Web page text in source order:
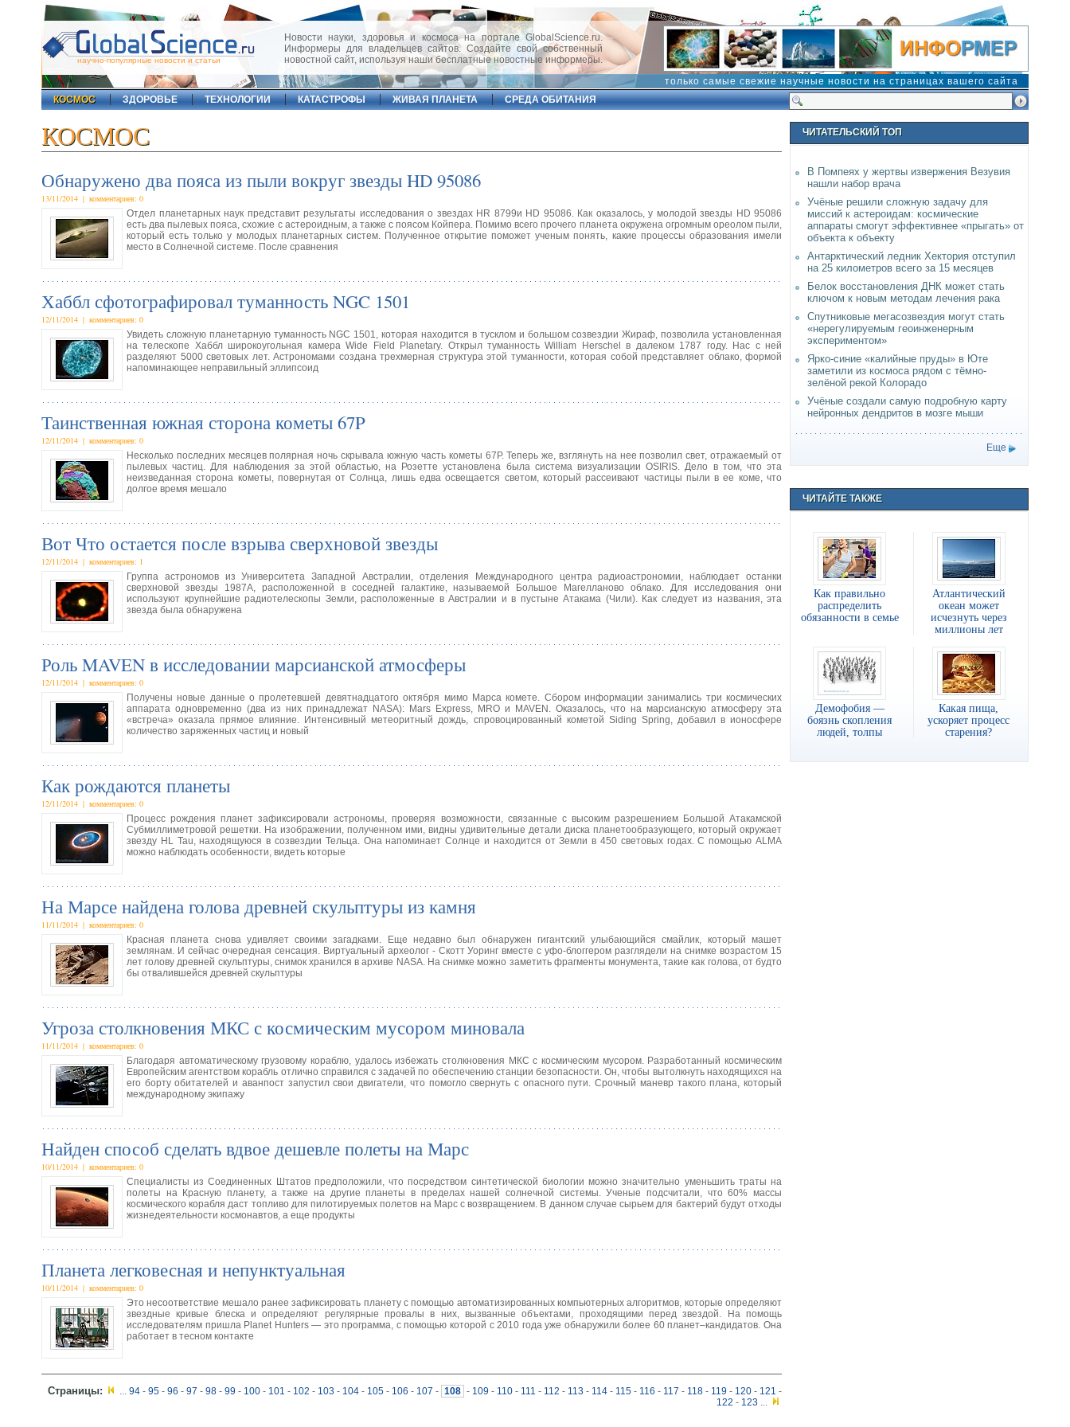
научно-популярные новости и статьи
Новости науки, здоровья и космоса на портале GlobalScience.ru.
Информеры для владельцев сайтов. Создайте свой собственный
новостной сайт, используя наши бесплатные новостные информеры.
только самые свежие научные новости на страницах вашего сайта
КОСМОС
ЗДОРОВЬЕ ТЕХНОЛОГИИ КАТАСТРОФЫ ЖИВАЯ ПЛАНЕТА СРЕДА ОБИТАНИЯ
КОСМОС
Обнаружено два пояса из пыли вокруг звезды HD 95086
13/11/2014 | комментариев: 0
Отдел планетарных наук представит результаты исследования о звездах HR 8799и HD 95086. Как оказалось, у молодой звезды HD 95086
есть два пылевых пояса, схожие с астероидным, а также с поясом Койпера. Помимо всего прочего планета окружена огромным ореолом пыли,
который есть только у молодых планетарных систем. Полученное открытие поможет ученым понять, какие процессы образования имели
место в Солнечной системе. После сравнения
Хаббл сфотографировал туманность NGC 1501
12/11/2014 | комментариев: 0
Увидеть сложную планетарную туманность NGC 1501, которая находится в тусклом и большом созвездии Жираф, позволила установленная
на телескопе Хаббл широкоугольная камера Wide Field Planetary. Открыл туманность William Herschel в далеком 1787 году. Нас с ней
разделяют 5000 световых лет. Астрономами создана трехмерная структура этой туманности, которая собой представляет облако, формой
напоминающее неправильный эллипсоид
Таинственная южная сторона кометы 67P
12/11/2014 | комментариев: 0
Несколько последних месяцев полярная ночь скрывала южную часть кометы 67P. Теперь же, взглянуть на нее позволил свет, отражаемый от
пылевых частиц. Для наблюдения за этой областью, на Розетте установлена была система визуализации OSIRIS. Дело в том, что эта
неизведанная сторона кометы, повернутая от Солнца, лишь едва освещается светом, который рассеивают частицы пыли в ее коме, что
долгое время мешало
Вот Что остается после взрыва сверхновой звезды
12/11/2014 | комментариев: 1
Группа астрономов из Университета Западной Австралии, отделения Международного центра радиоастрономии, наблюдает останки
сверхновой звезды 1987А, расположенной в соседней галактике, называемой Большое Магелланово облако. Для исследования они
используют крупнейшие радиотелескопы Земли, расположенные в Австралии и в пустыне Атакама (Чили). Как следует из названия, эта
звезда была обнаружена
Роль MAVEN в исследовании марсианской атмосферы
12/11/2014 | комментариев: 0
Получены новые данные о пролетевшей девятнадцатого октября мимо Марса комете. Сбором информации занимались три космических
аппарата одновременно (два из них принадлежат NASA): Mars Express, MRO и MAVEN. Оказалось, что на марсианскую атмосферу эта
«встреча» оказала прямое влияние. Интенсивный метеоритный дождь, спровоцированный кометой Siding Spring, добавил в ионосфере
количество заряженных частиц и новый
Как рождаются планеты
12/11/2014 | комментариев: 0
Процесс рождения планет зафиксировали астрономы, проверяя возможности, связанные с высоким разрешением Большой Атакамской
Субмиллиметровой решетки. На изображении, полученном ими, видны удивительные детали диска планетообразующего, который окружает
звезду HL Tau, находящуюся в созвездии Тельца. Она напоминает Солнце и находится от Земли в 450 световых годах. С помощью ALMA
можно наблюдать особенности, видеть которые
На Марсе найдена голова древней скульптуры из камня
11/11/2014 | комментариев: 0
Красная планета снова удивляет своими загадками. Еще недавно был обнаружен гигантский улыбающийся смайлик, который машет
землянам. И сейчас очередная сенсация. Виртуальный археолог - Скотт Уоринг вместе с уфо-блоггером разглядели на снимке возрастом 15
лет голову древней скульптуры, снимок хранился в архиве NASA. На снимке можно заметить фрагменты монумента, такие как голова, от будто
бы отвалившейся древней скульптуры
Угроза столкновения МКС с космическим мусором миновала
11/11/2014 | комментариев: 0
Благодаря автоматическому грузовому кораблю, удалось избежать столкновения МКС с космическим мусором. Разработанный космическим
Европейским агентством корабль отлично справился с задачей по обеспечению станции безопасности. Он, чтобы вытолкнуть находящихся на
его борту обитателей и аванпост запустил свои двигатели, что помогло свернуть с опасного пути. Срочный маневр такого плана, который
международному экипажу
Найден способ сделать вдвое дешевле полеты на Марс
10/11/2014 | комментариев: 0
Специалисты из Соединенных Штатов предположили, что посредством синтетической биологии можно значительно уменьшить траты на
полеты на Красную планету, а также на другие планеты в пределах нашей солнечной системы. Ученые подсчитали, что 60% массы
космического корабля даст топливо для пилотируемых полетов на Марс с возвращением. В данном случае сырьем для бактерий будут отходы
жизнедеятельности космонавтов, а еще продукты
Планета легковесная и непунктуальная
10/11/2014 | комментариев: 0
Это несоответствие мешало ранее зафиксировать планету с помощью автоматизированных компьютерных алгоритмов, которые определяют
звездные кривые блеска и определяют регулярные провалы в них, вызванные объектами, проходящими перед звездой. На помощь
исследователям пришла Planet Hunters — это программа, с помощью которой с 2010 года уже обнаружили более 60 планет–кандидатов. Она
работает в тесном контакте
Страницы: ... 94 - 95 - 96 - 97 - 98 - 99 - 100 - 101 - 102 - 103 - 104 - 105 - 106 - 107 - 108 - 109 - 110 - 111 - 112 - 113 - 114 - 115 - 116 - 117 - 118 - 119 - 120 - 121 -
122 - 123 ...
ЧИТАТЕЛЬСКИЙ ТОП
В Помпеях у жертвы извержения Везувия
нашли набор врача
Учёные решили сложную задачу для
миссий к астероидам: космические
аппараты смогут эффективнее «прыгать» от
объекта к объекту
Антарктический ледник Хектория отступил
на 25 километров всего за 15 месяцев
Белок восстановления ДНК может стать
ключом к новым методам лечения рака
Спутниковые мегасозвездия могут стать
«нерегулируемым геоинженерным
экспериментом»
Ярко-синие «калийные пруды» в Юте
заметили из космоса рядом с тёмно-
зелёной рекой Колорадо
Учёные создали самую подробную карту
нейронных дендритов в мозге мыши
Еще
ЧИТАЙТЕ ТАКЖЕ
Как правильно
распределить
обязанности в семье
Атлантический
океан может
исчезнуть через
миллионы лет
Демофобия —
боязнь скопления
людей, толпы
Какая пища,
ускоряет процесс
старения?